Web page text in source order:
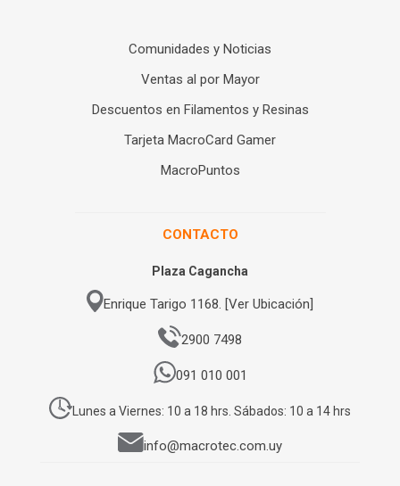
Comunidades y Noticias
Ventas al por Mayor
Descuentos en Filamentos y Resinas
Tarjeta MacroCard Gamer
MacroPuntos
CONTACTO
Plaza Cagancha
Enrique Tarigo 1168. [Ver Ubicación]
2900 7498
091 010 001
Lunes a Viernes: 10 a 18 hrs. Sábados: 10 a 14 hrs
info@macrotec.com.uy